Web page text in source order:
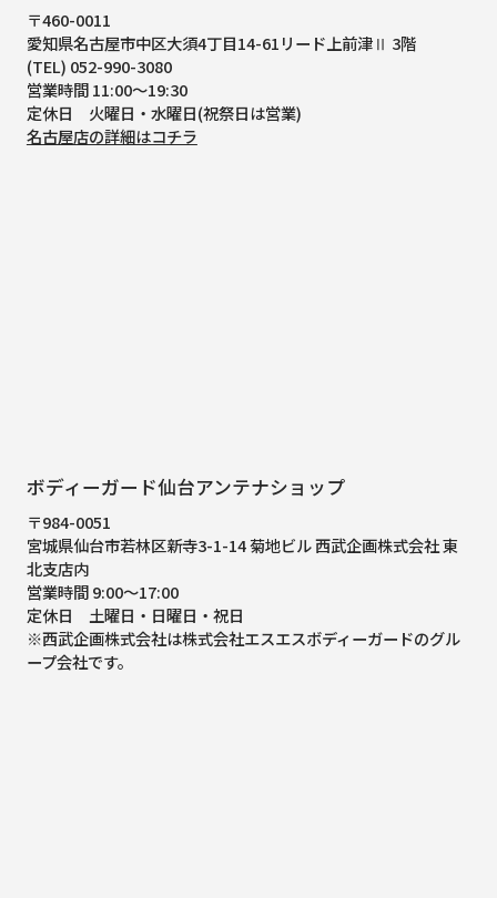
〒460-0011
愛知県名古屋市中区大須4丁目14-61リード上前津Ⅱ 3階
(TEL) 052-990-3080
営業時間 11:00～19:30
定休日 火曜日・水曜日(祝祭日は営業)
名古屋店の詳細はコチラ
ボディーガード仙台アンテナショップ
〒984-0051
宮城県仙台市若林区新寺3-1-14 菊地ビル 西武企画株式会社 東
北支店内
営業時間 9:00～17:00
定休日 土曜日・日曜日・祝日
※西武企画株式会社は株式会社エスエスボディーガードのグル
ープ会社です。